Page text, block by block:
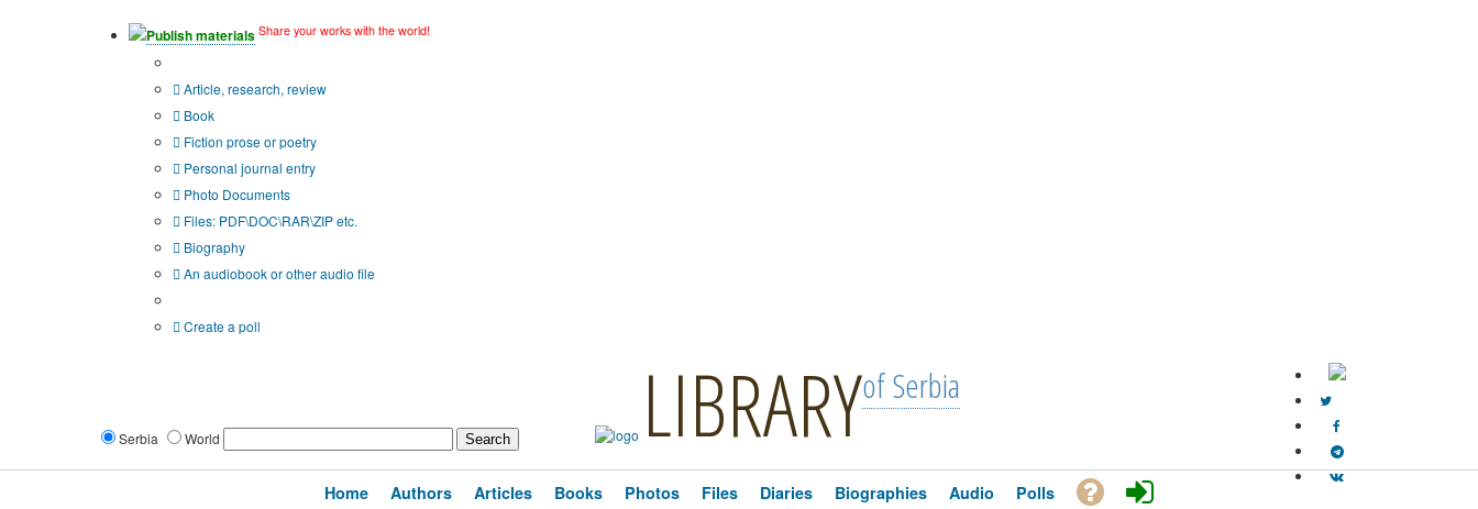
Publish materials Share your works with the world!
Article, research, review
Book
Fiction prose or poetry
Personal journal entry
Photo Documents
Files: PDF\DOC\RAR\ZIP etc.
Biography
An audiobook or other audio file
Create a poll
Serbia World LIBRARYof Serbia
Home Authors Articles Books Photos Files Diaries Biographies Audio Polls